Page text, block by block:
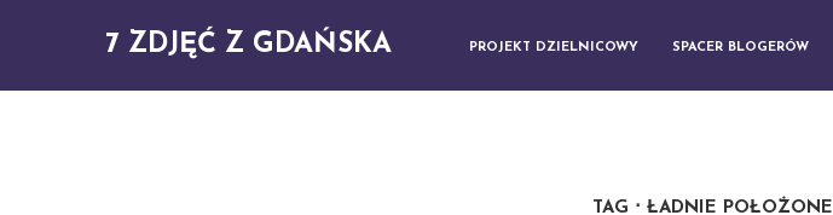
7 ZDJĘĆ Z GDAŃSKA PROJEKT DZIELNICOWY SPACER BLOGERÓW
TAG ŁADNIE